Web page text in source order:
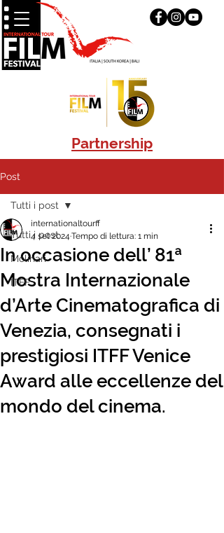
Partnership
Post
Tutti i post
Molinari
ITFF
Tutti i post
In occasione dell’ 81ª
Mostra Internazionale
d’Arte Cinematografica di
Venezia, consegnati i
prestigiosi ITFF Venice
Award alle eccellenze del
mondo del cinema.
internationaltourff
4 set 2024 Tempo di lettura: 1 min